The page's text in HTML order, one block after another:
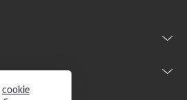
cookie